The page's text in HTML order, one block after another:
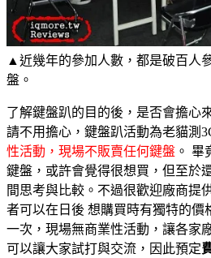
▲近幾年的參加人數，都是破百人
盤。
了解鍵盤趴的目的後，是否會擔心
請不用擔心，鍵盤趴活動為老貓測
性活動，現場不販賣任何鍵盤 。 畢
鍵盤，或許會覺得很想買，但至於
間思考與比較。不過很歡迎廠商提
者可以在日後 想購買時有獨特的價
一次，現場無商業性活動，讓各家
可以讓大家試打與交流，因此預定